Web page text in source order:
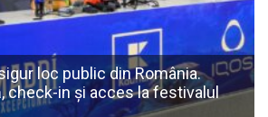
loc public din România.
check-in și acces la festivalul